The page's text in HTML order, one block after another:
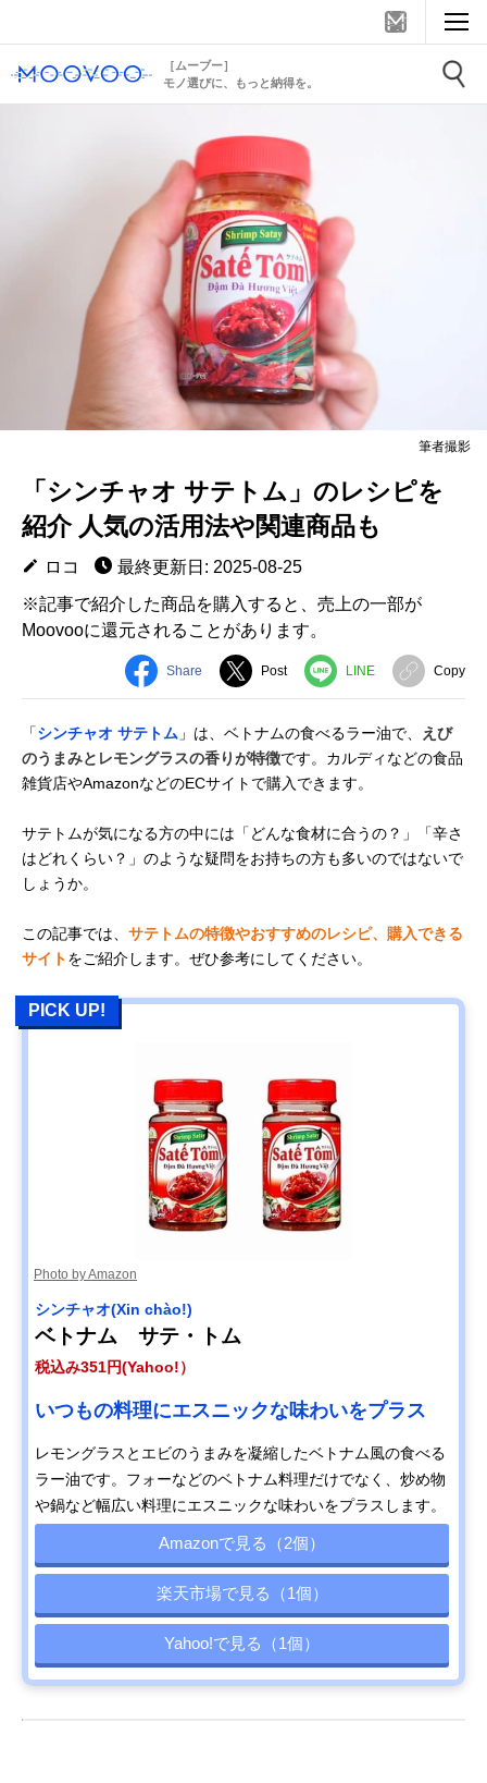
［ムーブー］
モノ選びに、もっと納得を。
筆者撮影
「シンチャオ サテトム」のレシピを
紹介 人気の活用法や関連商品も
ロコ
最終更新日: 2025-08-25
※記事で紹介した商品を購入すると、売上の一部が
Moovooに還元されることがあります。
Share Post LINE Copy
「シンチャオ サテトム 」は、ベトナムの食べるラー油で、
えび
のうまみとレモングラスの香りが特徴です。カルディなどの食品
雑貨店やAmazonなどのECサイトで購入できます。
サテトムが気になる方の中には「どんな食材に合うの？」「辛さ
はどれくらい？」のような疑問をお持ちの方も多いのではないで
しょうか。
この記事では、 サテトムの特徴やおすすめのレシピ、購入できる
サイトをご紹介します。ぜひ参考にしてください。
PICK UP!
Photo by Amazon
シンチャオ(Xin chào!)
ベトナム サテ・トム
税込み351円(Yahoo!）
いつもの料理にエスニックな味わいをプラス
レモングラスとエビのうまみを凝縮したベトナム風の食べる
ラー油です。フォーなどのベトナム料理だけでなく、炒め物
や鍋など幅広い料理にエスニックな味わいをプラスします。
Amazonで見る（2個）
楽天市場で見る（1個）
Yahoo!で見る（1個）